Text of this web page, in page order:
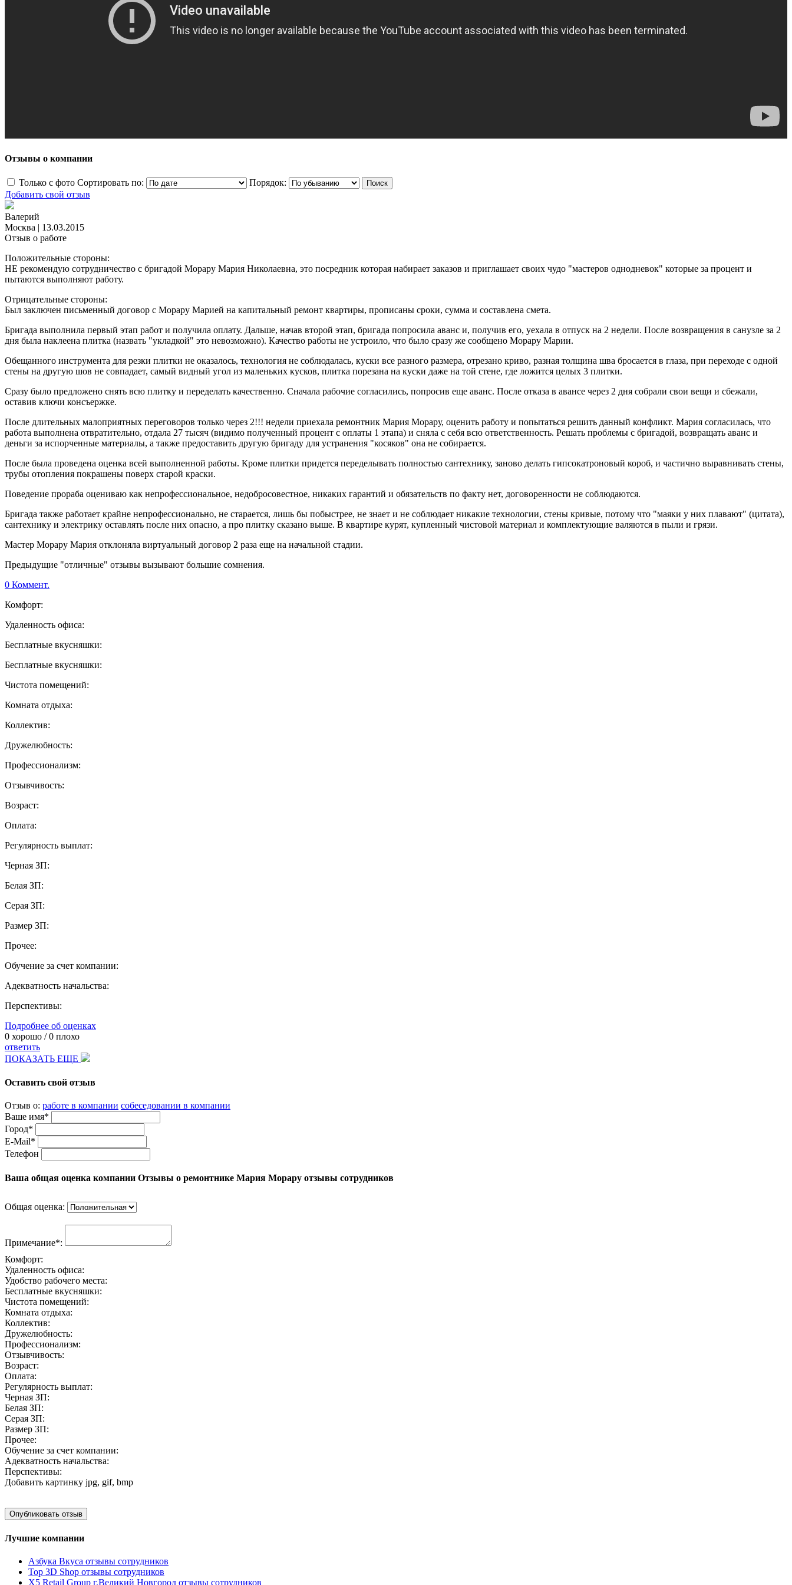
Отзывы о компании
Только с фото Сортировать по:
Порядок:
Добавить свой отзыв
Валерий
Москва | 13.03.2015
Отзыв о работе
Положительные стороны:
НЕ рекомендую сотрудничество с бригадой Морару Мария Николаевна, это посредник которая набирает заказов и приглашает своих чудо "мастеров однодневок" которые за процент и
пытаются выполняют работу.
Отрицательные стороны:
Был заключен письменный договор с Морару Марией на капитальный ремонт квартиры, прописаны сроки, сумма и составлена смета.
Бригада выполнила первый этап работ и получила оплату. Дальше, начав второй этап, бригада попросила аванс и, получив его, уехала в отпуск на 2 недели. После возвращения в санузле за 2
дня была наклеена плитка (назвать "укладкой" это невозможно). Качество работы не устроило, что было сразу же сообщено Морару Марии.
Обещанного инструмента для резки плитки не оказалось, технология не соблюдалась, куски все разного размера, отрезано криво, разная толщина шва бросается в глаза, при переходе с одной
стены на другую шов не совпадает, самый видный угол из маленьких кусков, плитка порезана на куски даже на той стене, где ложится целых 3 плитки.
Сразу было предложено снять всю плитку и переделать качественно. Сначала рабочие согласились, попросив еще аванс. После отказа в авансе через 2 дня собрали свои вещи и сбежали,
оставив ключи консъержке.
После длительных малоприятных переговоров только через 2!!! недели приехала ремонтник Мария Морару, оценить работу и попытаться решить данный конфликт. Мария согласилась, что
работа выполнена отвратительно, отдала 27 тысяч (видимо полученный процент с оплаты 1 этапа) и сняла с себя всю ответственность. Решать проблемы с бригадой, возвращать аванс и
деньги за испорченные материалы, а также предоставить другую бригаду для устранения "косяков" она не собирается.
После была проведена оценка всей выполненной работы. Кроме плитки придется переделывать полностью сантехнику, заново делать гипсокатроновый короб, и частично выравнивать стены,
трубы отопления покрашены поверх старой краски.
Поведение прораба оцениваю как непрофессиональное, недобросовестное, никаких гарантий и обязательств по факту нет, договоренности не соблюдаются.
Бригада также работает крайне непрофессионально, не старается, лишь бы побыстрее, не знает и не соблюдает никакие технологии, стены кривые, потому что "маяки у них плавают" (цитата),
сантехнику и электрику оставлять после них опасно, а про плитку сказано выше. В квартире курят, купленный чистовой материал и комплектующие валяются в пыли и грязи.
Мастер Морару Мария отклоняла виртуальный договор 2 раза еще на начальной стадии.
Предыдущие "отличные" отзывы вызывают большие сомнения.
0 Коммент.
Комфорт:
Удаленность офиса:
Бесплатные вкусняшки:
Бесплатные вкусняшки:
Чистота помещений:
Комната отдыха:
Коллектив:
Дружелюбность:
Профессионализм:
Отзывчивость:
Возраст:
Оплата:
Регулярность выплат:
Черная ЗП:
Белая ЗП:
Серая ЗП:
Размер ЗП:
Прочее:
Обучение за счет компании:
Адекватность начальства:
Перспективы:
Подробнее об оценках
0 хорошо /0 плохо
ответить
ПОКАЗАТЬ ЕЩЕ
Оставить свой отзыв
Отзыв о: работе в компании собеседовании в компании
Ваше имя*
Город*
E-Mail*
Телефон
Ваша общая оценка компании Отзывы о ремонтнике Мария Морару отзывы сотрудников
Общая оценка:
Примечание*:
Комфорт:
Удаленность офиса:
Удобство рабочего места:
Бесплатные вкусняшки:
Чистота помещений:
Комната отдыха:
Коллектив:
Дружелюбность:
Профессионализм:
Отзывчивость:
Возраст:
Оплата:
Регулярность выплат:
Черная ЗП:
Белая ЗП:
Серая ЗП:
Размер ЗП:
Прочее:
Обучение за счет компании:
Адекватность начальства:
Перспективы:
Добавить картинку jpg, gif, bmp
Лучшие компании
Азбука Вкуса отзывы сотрудников
Top 3D Shop отзывы сотрудников
X5 Retail Group г.Великий Новгород отзывы сотрудников